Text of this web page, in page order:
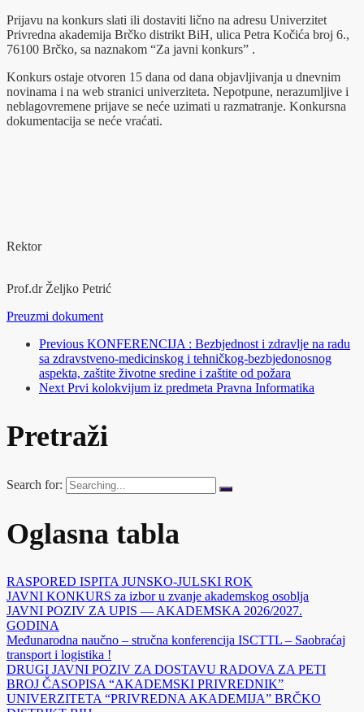
Prijavu na konkurs slati ili dostaviti lično na adresu Univerzitet
Privredna akademija Brčko distrikt BiH, ulica Petra Kočića broj 6.,
76100 Brčko, sa naznakom “Za javni konkurs” .
Konkurs ostaje otvoren 15 dana od dana objavljivanja u dnevnim
novinama i na web stranici univerziteta. Nepotpune, nerazumljive i
neblagovremene prijave se neće uzimati u razmatranje. Konkursna
dokumentacija se neće vraćati.
Rektor
Prof.dr Željko Petrić
Preuzmi dokument
Previous KONFERENCIJA : Bezbjednost i zdravlje na radu
sa zdravstveno-medicinskog i tehničkog-bezbjedonosnog
aspekta, zaštite životne sredine i zaštite od požara
Next Prvi kolokvijum iz predmeta Pravna Informatika
Pretraži
Search for:
Oglasna tabla
RASPORED ISPITA JUNSKO-JULSKI ROK
JAVNI KONKURS za izbor u zvanje akademskog osoblja
JAVNI POZIV ZA UPIS — AKADEMSKA 2026/2027.
GODINA
Međunarodna naučno – stručna konferencija ISCTTL – Saobraćaj
transport i logistika !
DRUGI JAVNI POZIV ZA DOSTAVU RADOVA ZA PETI
BROJ ČASOPISA “AKADEMSKI PRIVREDNIK”
UNIVERZITETA “PRIVREDNA AKADEMIJA” BRČKO